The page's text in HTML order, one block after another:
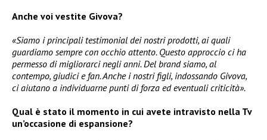
Anche voi vestite Givova?
«Siamo i principali testimonial dei nostri prodotti, ai quali
guardiamo sempre con occhio attento. Questo approccio ci ha
permesso di migliorarci negli anni. Del brand siamo, al
contempo, giudici e fan. Anche i nostri figli, indossando Givova,
ci aiutano a individuarne punti di forza ed eventuali criticità».
Qual è stato il momento in cui avete intravisto nella Tv
un’occasione di espansione?